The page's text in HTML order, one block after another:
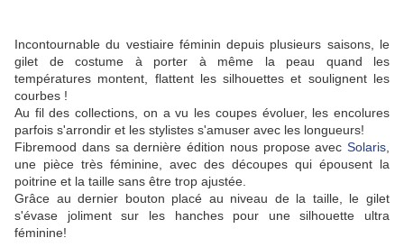
Incontournable du vestiaire féminin depuis plusieurs saisons, le
gilet de costume à porter à même la peau quand les
températures montent, flattent les silhouettes et soulignent les
courbes !
Au fil des collections, on a vu les coupes évoluer, les encolures
parfois s'arrondir et les stylistes s'amuser avec les longueurs!
Fibremood dans sa dernière édition nous propose avec Solaris
une pièce très féminine, avec des découpes qui épousent la
poitrine et la taille sans être trop ajustée.
Grâce au dernier bouton placé au niveau de la taille, le gilet
s'évase joliment sur les hanches pour une silhouette ultra
féminine!